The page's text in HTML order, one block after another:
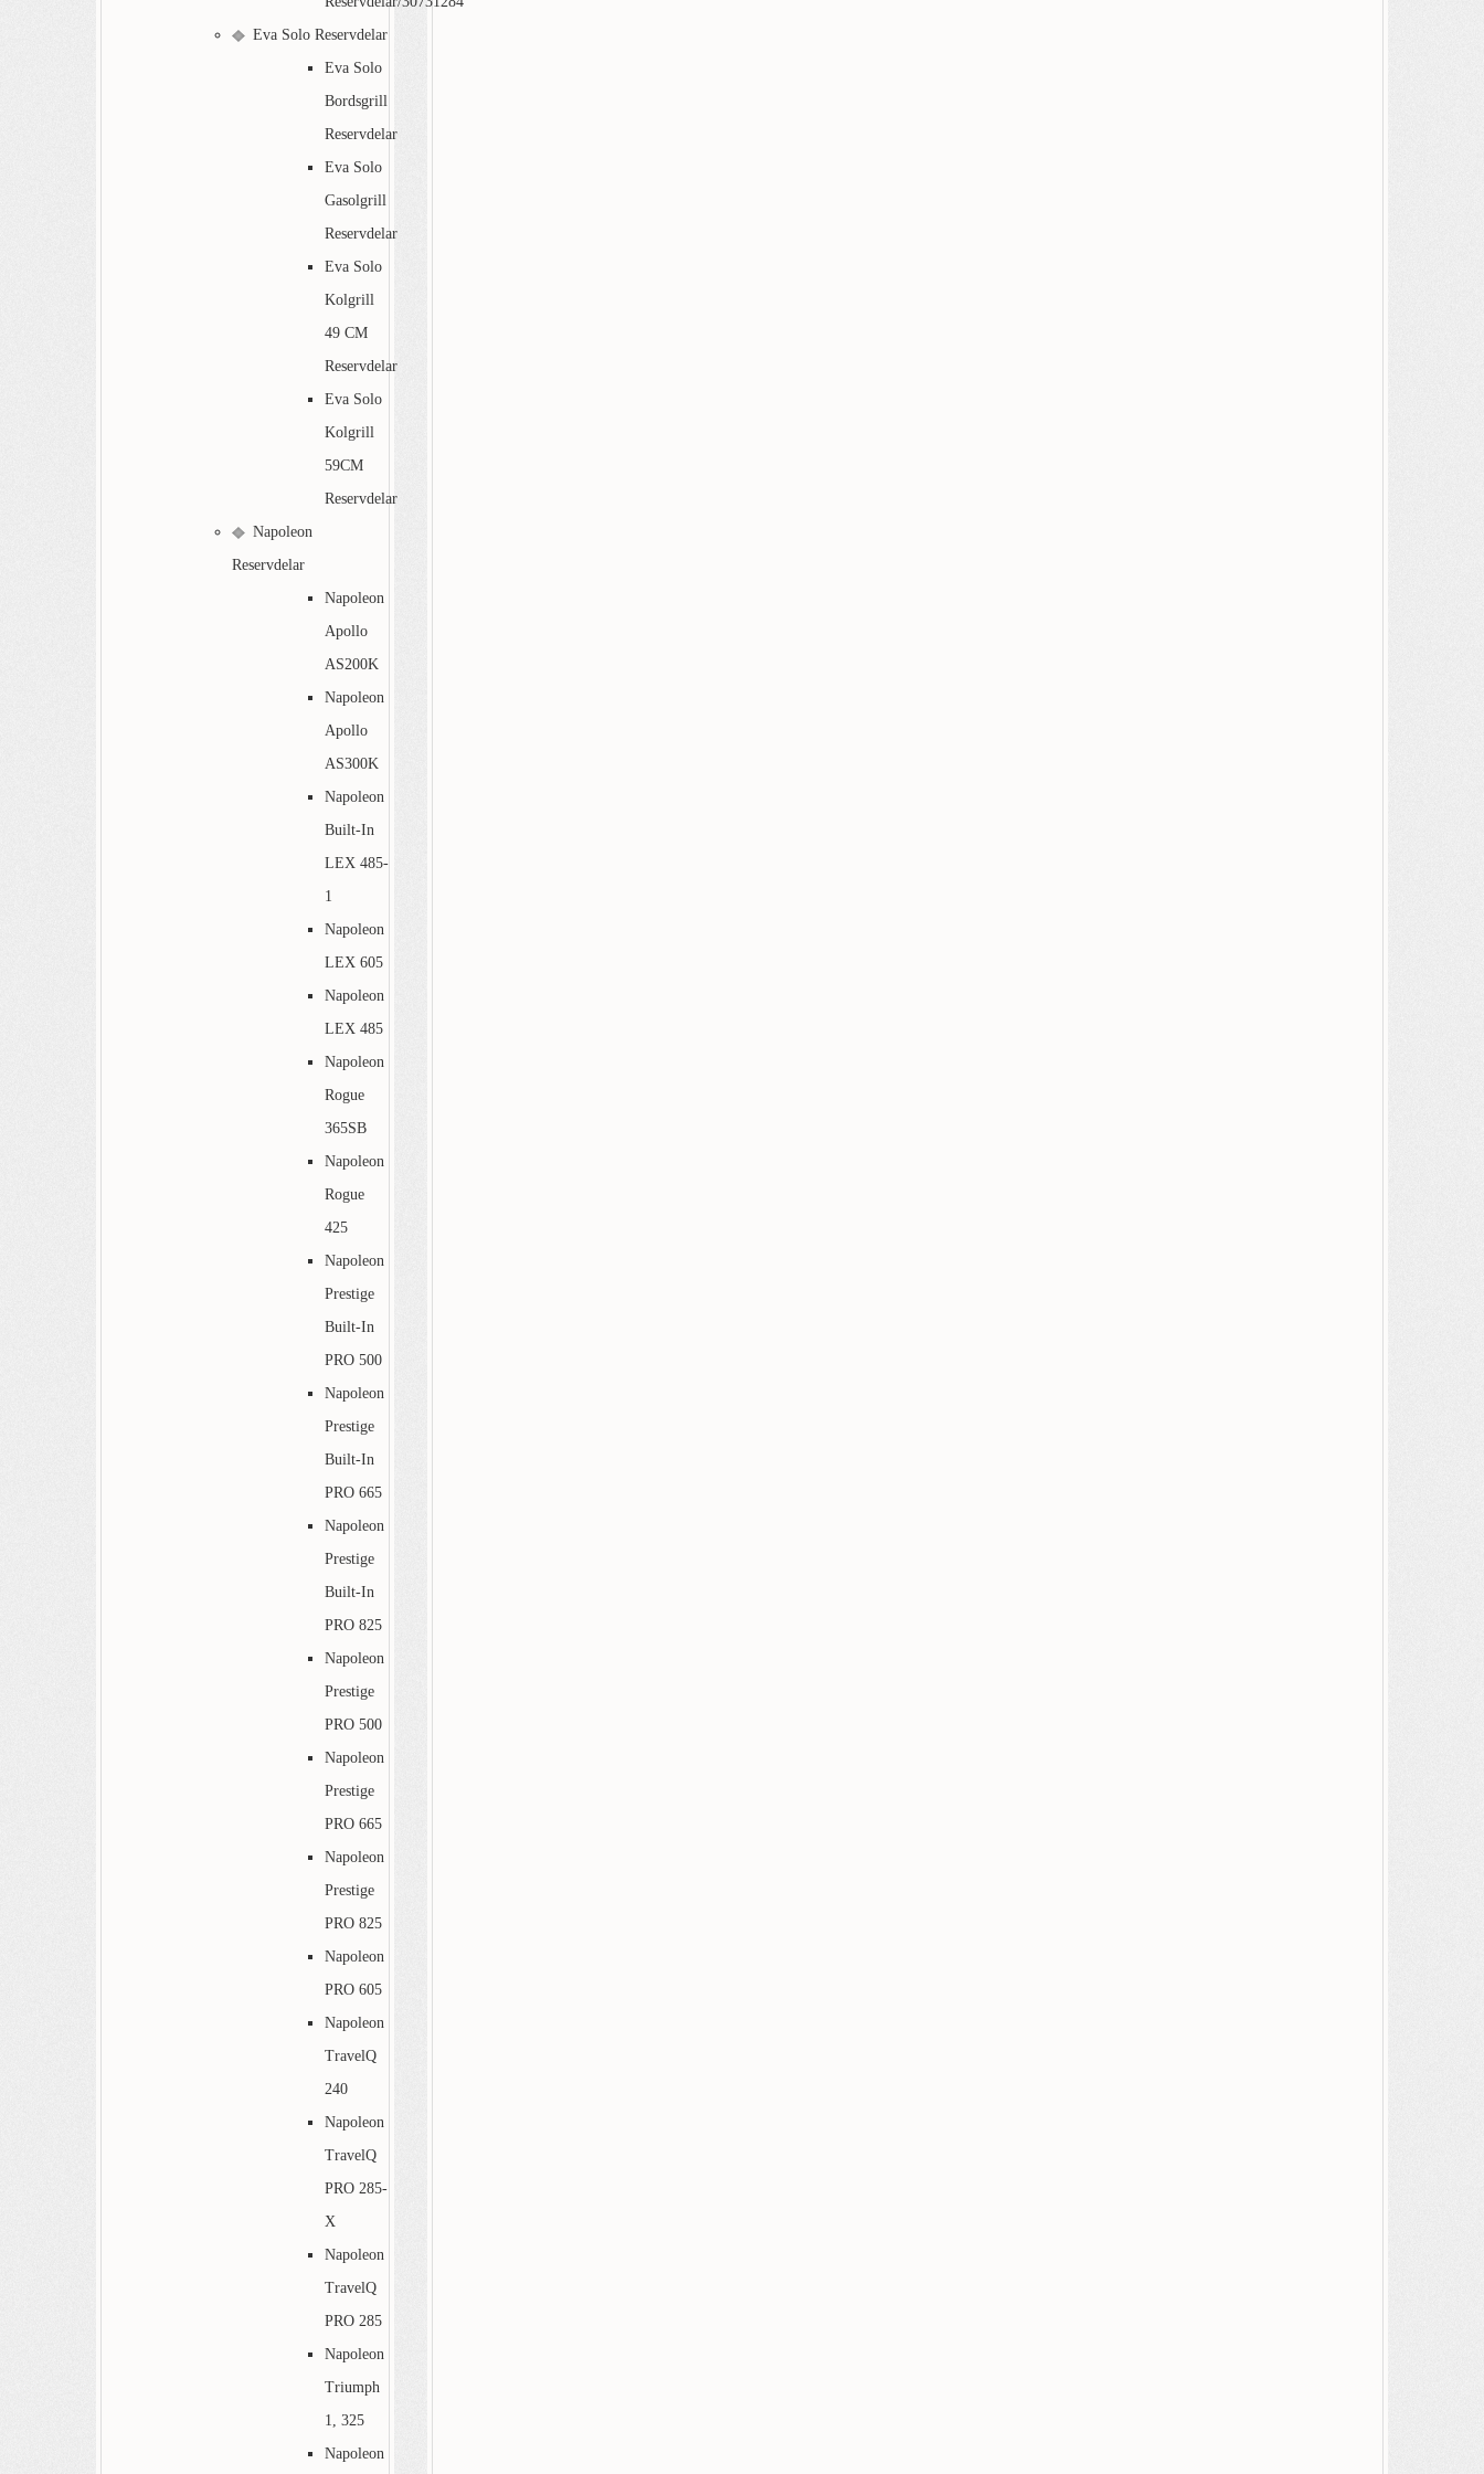
Eva Solo Reservdelar
Eva Solo
Bordsgrill
Reservdelar
Eva Solo
Gasolgrill
Reservdelar
Eva Solo
Kolgrill
49 CM
Reservdelar
Eva Solo
Kolgrill
59CM
Reservdelar
Napoleon
Reservdelar
Napoleon
Apollo
AS200K
Napoleon
Apollo
AS300K
Napoleon
Built-In
LEX 485-
1
Napoleon
LEX 605
Napoleon
LEX 485
Napoleon
Rogue
365SB
Napoleon
Rogue
425
Napoleon
Prestige
Built-In
PRO 500
Napoleon
Prestige
Built-In
PRO 665
Napoleon
Prestige
Built-In
PRO 825
Napoleon
Prestige
PRO 500
Napoleon
Prestige
PRO 665
Napoleon
Prestige
PRO 825
Napoleon
PRO 605
Napoleon
TravelQ
240
Napoleon
TravelQ
PRO 285-
X
Napoleon
TravelQ
PRO 285
Napoleon
Triumph
1, 325
Napoleon